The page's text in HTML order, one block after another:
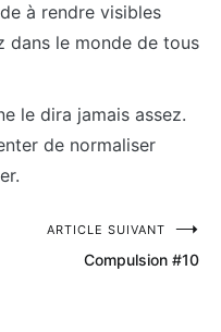
à rendre visibles
dans le monde de tous
le dira jamais assez.
de normaliser
ARTICLE SUIVANT
Compulsion #10